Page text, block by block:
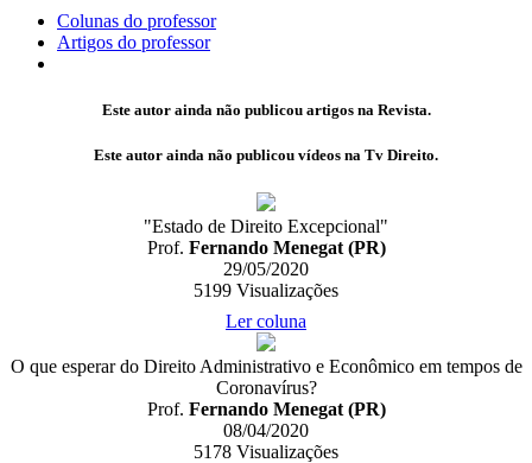
Colunas do professor
Artigos do professor
Este autor ainda não publicou artigos na Revista.
Este autor ainda não publicou vídeos na Tv Direito.
"Estado de Direito Excepcional"
Prof. Fernando Menegat (PR)
29/05/2020
5199 Visualizações
Ler coluna
O que esperar do Direito Administrativo e Econômico em tempos de
Coronavírus?
Prof. Fernando Menegat (PR)
08/04/2020
5178 Visualizações